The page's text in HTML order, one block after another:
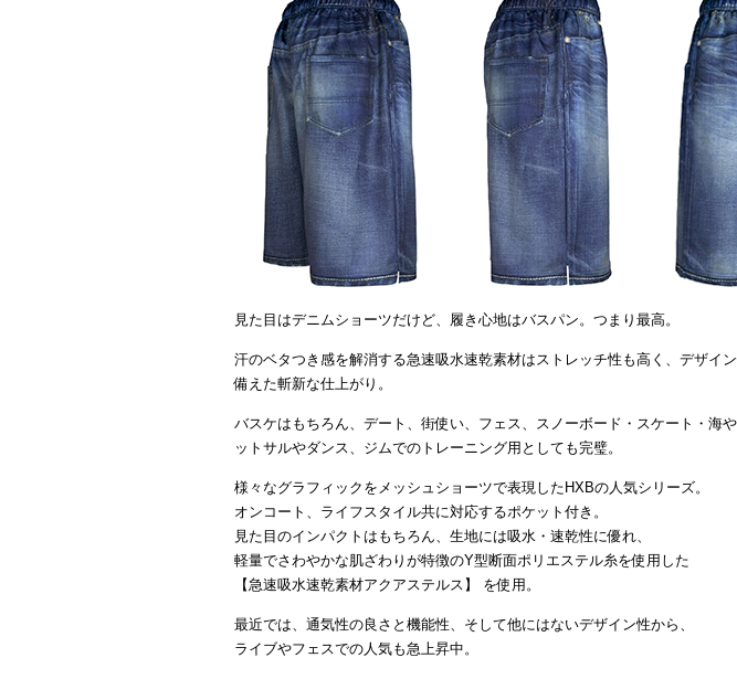
見た目はデニムショーツだけど、履き心地はバスパン。つまり最高。
汗のベタつき感を解消する急速吸水速乾素材はストレッチ性も高く、デザイ
備えた斬新な仕上がり。
バスケはもちろん、デート、街使い、フェス、スノーボード・スケート・海
ットサルやダンス、ジムでのトレーニング用としても完璧。
様々なグラフィックをメッシュショーツで表現したHXBの人気シリーズ。
オンコート、ライフスタイル共に対応するポケット付き。
見た目のインパクトはもちろん、生地には吸水・速乾性に優れ、
軽量でさわやかな肌ざわりが特徴のY型断面ポリエステル糸を使用した
【急速吸水速乾素材アクアステルス】 を使用。
最近では、通気性の良さと機能性、そして他にはないデザイン性から、
ライブやフェスでの人気も急上昇中。